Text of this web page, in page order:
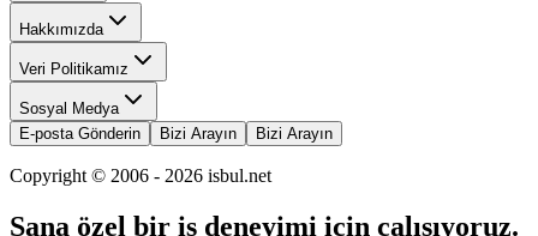
Hakkımızda
Veri Politikamız
Sosyal Medya
E-posta Gönderin
Bizi Arayın Bizi Arayın
Copyright © 2006 - 2026 isbul.net
Sana özel bir iş deneyimi için çalışıyoruz.